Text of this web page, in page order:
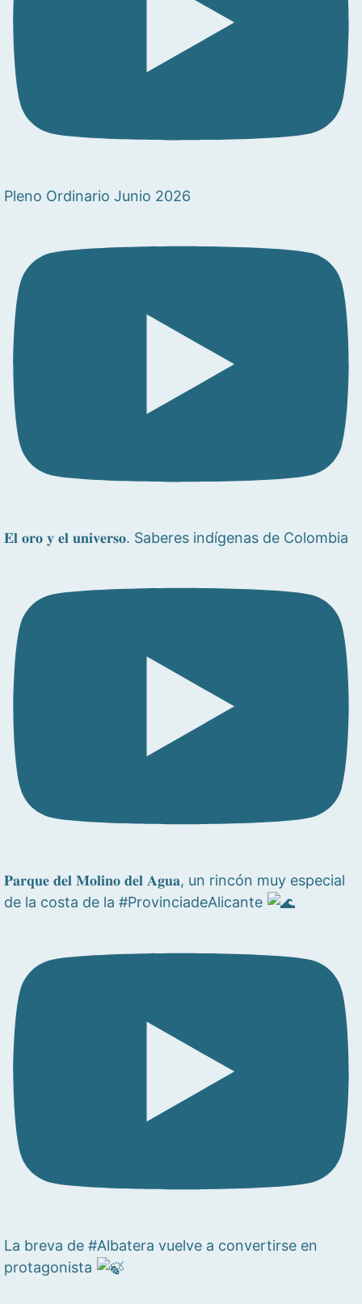
Pleno Ordinario Junio 2026
𝐄𝐥 𝐨𝐫𝐨 𝐲 𝐞𝐥 𝐮𝐧𝐢𝐯𝐞𝐫𝐬𝐨. Saberes indígenas de Colombia
𝐏𝐚𝐫𝐪𝐮𝐞 𝐝𝐞𝐥 𝐌𝐨𝐥𝐢𝐧𝐨 𝐝𝐞𝐥 𝐀𝐠𝐮𝐚, un rincón muy especial
de la costa de la #ProvinciadeAlicante
La breva de #Albatera vuelve a convertirse en
protagonista